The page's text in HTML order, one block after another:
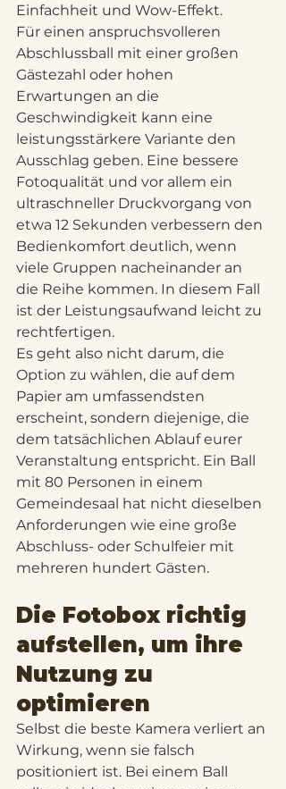
Einfachheit und Wow-Effekt.
Für einen anspruchsvolleren
Abschlussball mit einer großen
Gästezahl oder hohen
Erwartungen an die
Geschwindigkeit kann eine
leistungsstärkere Variante den
Ausschlag geben. Eine bessere
Fotoqualität und vor allem ein
ultraschneller Druckvorgang von
etwa 12 Sekunden verbessern den
Bedienkomfort deutlich, wenn
viele Gruppen nacheinander an
die Reihe kommen. In diesem Fall
ist der Leistungsaufwand leicht zu
rechtfertigen.
Es geht also nicht darum, die
Option zu wählen, die auf dem
Papier am umfassendsten
erscheint, sondern diejenige, die
dem tatsächlichen Ablauf eurer
Veranstaltung entspricht. Ein Ball
mit 80 Personen in einem
Gemeindesaal hat nicht dieselben
Anforderungen wie eine große
Abschluss- oder Schulfeier mit
mehreren hundert Gästen.
Die Fotobox richtig
aufstellen, um ihre
Nutzung zu
optimieren
Selbst die beste Kamera verliert an
Wirkung, wenn sie falsch
positioniert ist. Bei einem Ball